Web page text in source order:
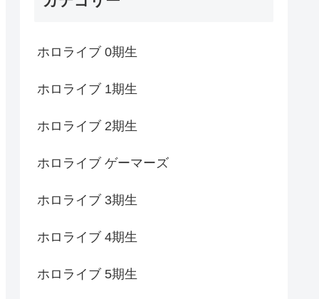
ホロライブ 0期生
ホロライブ 1期生
ホロライブ 2期生
ホロライブ ゲーマーズ
ホロライブ 3期生
ホロライブ 4期生
ホロライブ 5期生